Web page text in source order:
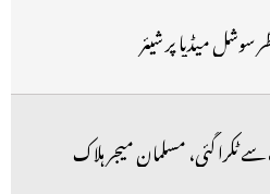
سوشل میڈیا پر شیئر
ٹکرا گئی، مسلمان میجر ہلاک